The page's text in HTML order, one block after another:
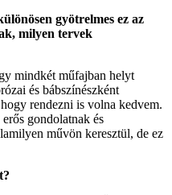
gyötrelmes ez az
milyen tervek
mindkét műfajban helyt
és bábszínészként
rendezni is volna kedvem.
gondolatnak és
művön keresztül, de ez